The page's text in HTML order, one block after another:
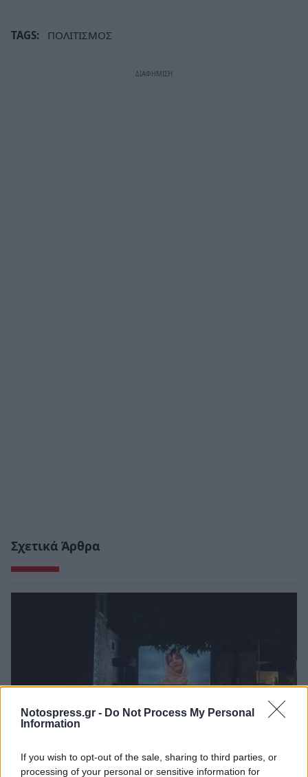
Notospress.gr - Do Not Process My Personal
Information
If you wish to opt-out of the sale, sharing to third parties, or
processing of your personal or sensitive information for
TAGS: ΠΟΛΙΤΙΣΜΟΣ
Σχετικά Άρθρα